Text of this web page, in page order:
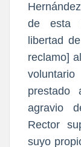
de esta
libertad
reclamo]
agravio
Rector
suyo